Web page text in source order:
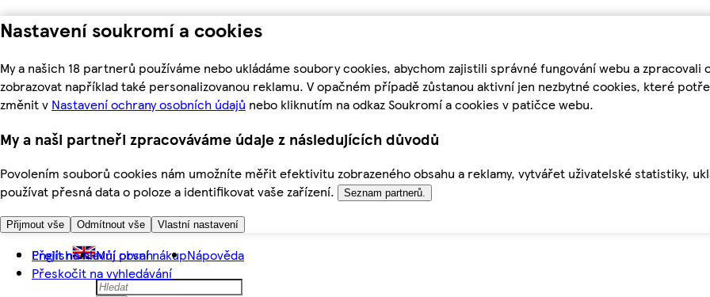
Nastavení soukromí a cookies
My a našich 18 partnerů používáme nebo ukládáme soubory cookies, abychom zajistili správné fungování webu a
zobrazovat například také personalizovanou reklamu. V opačném případě zůstanou aktivní jen nezbytné cookies, které
změnit v Nastavení ochrany osobních údajů nebo kliknutím na odkaz Soukromí a cookies v patičce webu.
My a naši partneři zpracováváme údaje z následujících důvodů
Povolením souborů cookies nám umožníte měřit efektivitu zobrazeného obsahu a reklamy, vytvářet uživatelské statistiky,
používat přesná data o poloze a identifikovat vaše zařízení.
Seznam partnerů.
Přijmout vše Odmítnout vše Vlastní nastavení
Přejít na hlavní obsah
Přeskočit na vyhledávání
English Můj první nákupNápověda